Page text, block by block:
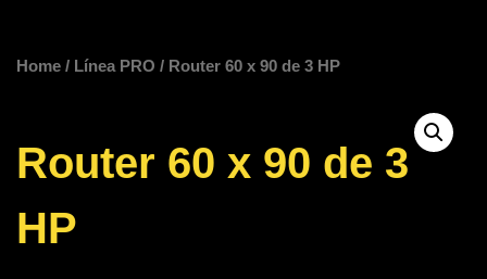
Home / Línea PRO / Router 60 x 90 de 3 HP
Router 60 x 90 de 3
HP